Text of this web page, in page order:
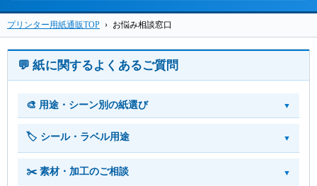
プリンター用紙通販TOP › お悩み相談窓口
💬 紙に関するよくあるご質問
🎨 用途・シーン別の紙選び
🏷️ シール・ラベル用途
✂️ 素材・加工のご相談